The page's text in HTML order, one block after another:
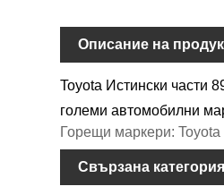
Описание на
Toyota Истински части
големи автомобилни
Горещи маркери: Toyota
Свързана категория